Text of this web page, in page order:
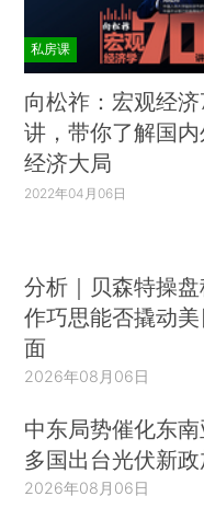
私房课
向松祚：宏观经
讲，带你了解国
经济大局
2022年04月06日
分析｜贝森特操
作巧思能否撬动
面
2026年08月06日
中东局势催化东
多国出台光伏新
2026年08月06日